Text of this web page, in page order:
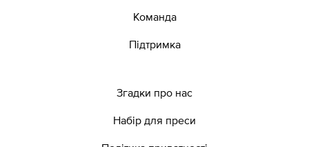
Команда
Підтримка
Згадки про нас
Набір для преси